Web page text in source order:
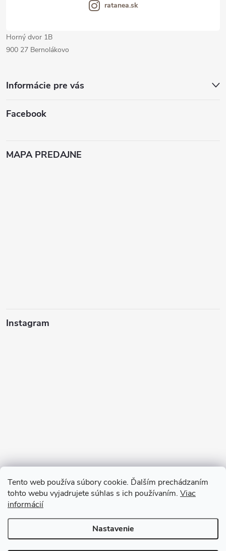
Tento web používa súbory cookie. Ďalším prechádzaním
tohto webu vyjadrujete súhlas s ich používaním. Viac
informácií
Nastavenie
Informácie pre vás
Facebook
ratanea.sk
Horný dvor 1B
900 27 Bernolákovo
MAPA PREDAJNE
Instagram
Copyright 2026Ratanea.sk. Všetky práva vyhradené.Upraviť nastavenie